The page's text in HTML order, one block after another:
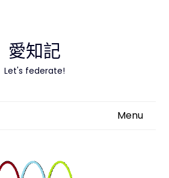
愛知記
Let's federate!
Menu